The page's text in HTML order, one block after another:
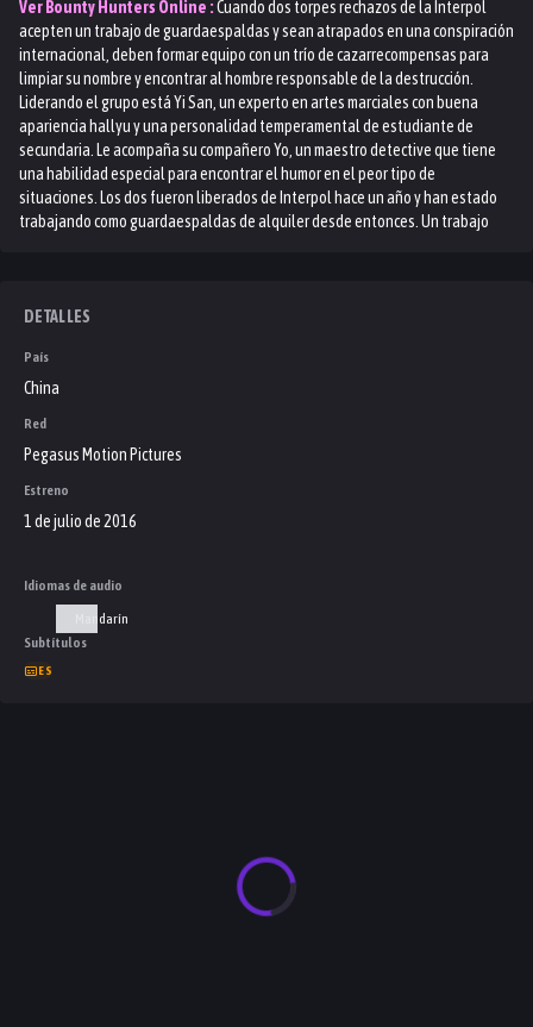
Ver Bounty Hunters Online :Cuando dos torpes rechazos de la Interpol
acepten un trabajo de guardaespaldas y sean atrapados en una conspiración
internacional, deben formar equipo con un trío de cazarrecompensas para
limpiar su nombre y encontrar al hombre responsable de la destrucción.
Liderando el grupo está Yi San, un experto en artes marciales con buena
apariencia hallyu y una personalidad temperamental de estudiante de
secundaria. Le acompaña su compañero Yo, un maestro detective que tiene
una habilidad especial para encontrar el humor en el peor tipo de
situaciones. Los dos fueron liberados de Interpol hace un año y han estado
trabajando como guardaespaldas de alquiler desde entonces. Un trabajo
dos no tienen dónde huir. Los tres cazarrecompensas que persiguen al dúo de
antiterroristas desde la infancia, pero eso no le impide agregar accesorios y
mostrar un estilo serio. Sus dos cómplices son el genio de la tecnología y el
finalmente deciden trabajar juntos y localizar a Tommy, el cerebro detrás de
todo. Para atraparlo, los cazadores tendrán que sobrevivir no solo a su
resolver el crimen del siglo y todavía encontrar tiempo para recolectar una
DETALLES
País
China
Red
Pegasus Motion Pictures
Estreno
1 de julio de 2016
Idiomas de audio
Mandarín
Subtítulos
ES